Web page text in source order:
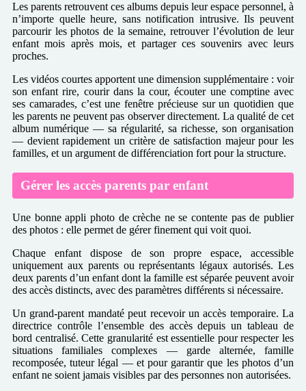
Les parents retrouvent ces albums depuis leur espace personnel, à
n’importe quelle heure, sans notification intrusive. Ils peuvent
parcourir les photos de la semaine, retrouver l’évolution de leur
enfant mois après mois, et partager ces souvenirs avec leurs
proches.
Les vidéos courtes apportent une dimension supplémentaire : voir
son enfant rire, courir dans la cour, écouter une comptine avec
ses camarades, c’est une fenêtre précieuse sur un quotidien que
les parents ne peuvent pas observer directement. La qualité de cet
album numérique — sa régularité, sa richesse, son organisation
— devient rapidement un critère de satisfaction majeur pour les
familles, et un argument de différenciation fort pour la structure.
Gérer les accès parents par enfant
Une bonne appli photo de crèche ne se contente pas de publier
des photos : elle permet de gérer finement qui voit quoi.
Chaque enfant dispose de son propre espace, accessible
uniquement aux parents ou représentants légaux autorisés. Les
deux parents d’un enfant dont la famille est séparée peuvent avoir
des accès distincts, avec des paramètres différents si nécessaire.
Un grand-parent mandaté peut recevoir un accès temporaire. La
directrice contrôle l’ensemble des accès depuis un tableau de
bord centralisé. Cette granularité est essentielle pour respecter les
situations familiales complexes — garde alternée, famille
recomposée, tuteur légal — et pour garantir que les photos d’un
enfant ne soient jamais visibles par des personnes non autorisées.